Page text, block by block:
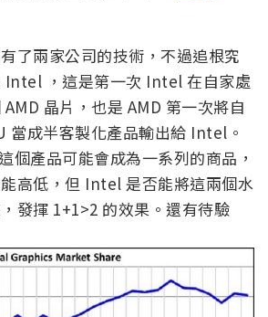
了兩家公司的技術，不過追根究
Intel ，這是第一次 Intel 在自家處
晶片，也是 AMD 第一次將自
當成半客製化產品輸出給 Intel。
個產品可能會成為一系列的商品，
高低，但 Intel 是否能將這兩個水
發揮 1+1>2 的效果。還有待驗